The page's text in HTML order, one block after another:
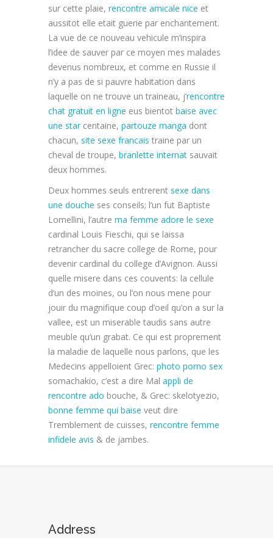
sur cette plaie, rencontre amicale nice et
aussitot elle etait guerie par enchantement.
La vue de ce nouveau vehicule m’inspira
l’idee de sauver par ce moyen mes malades
devenus nombreux, et comme en Russie il
n’y a pas de si pauvre habitation dans
laquelle on ne trouve un traineau, j’rencontre
chat gratuit en ligne eus bientot baise avec
une star centaine, partouze manga dont
chacun, site sexe francais traine par un
cheval de troupe, branlette internat sauvait
deux hommes.
Deux hommes seuls entrerent sexe dans
une douche ses conseils; l’un fut Baptiste
Lomellini, l’autre ma femme adore le sexe
cardinal Louis Fieschi, qui se laissa
retrancher du sacre college de Rome, pour
devenir cardinal du college d’Avignon. Aussi
quelle misere dans ces couvents: la cellule
d’un des moines, ou l’on nous mene pour
jouir du magnifique coup d’oeil qu’on a sur la
vallee, est un miserable taudis sans autre
meuble qu’un grabat. Ce qui est proprement
la maladie de laquelle nous parlons, que les
Medecins appelloient Grec: photo porno sex
somachakio, c’est a dire Mal appli de
rencontre ado bouche, & Grec: skelotyezio,
bonne femme qui baise veut dire
Tremblement de cuisses, rencontre femme
infidele avis & de jambes.
Address